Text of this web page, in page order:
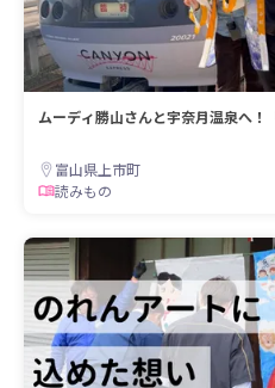
ムーディ勝山さんと宇奈月温泉へ！
富山県上市町
読みもの